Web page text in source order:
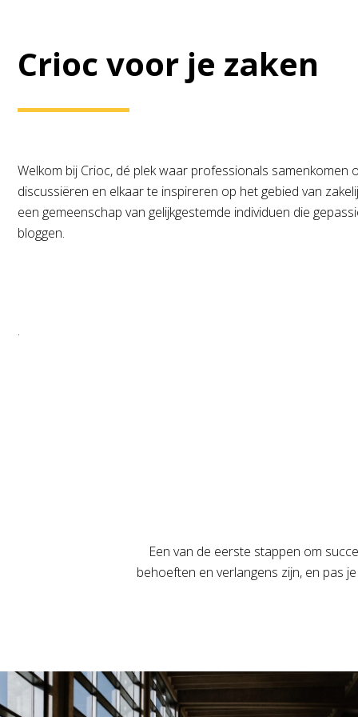
Crioc voor je zaken
Welkom bij Crioc, dé plek waar professionals samenkomen
discussiëren en elkaar te inspireren op het gebied van
een gemeenschap van gelijkgestemde individuen die
bloggen.
.
Een van de eerste stappen om
behoeften en verlangens zijn, en pas